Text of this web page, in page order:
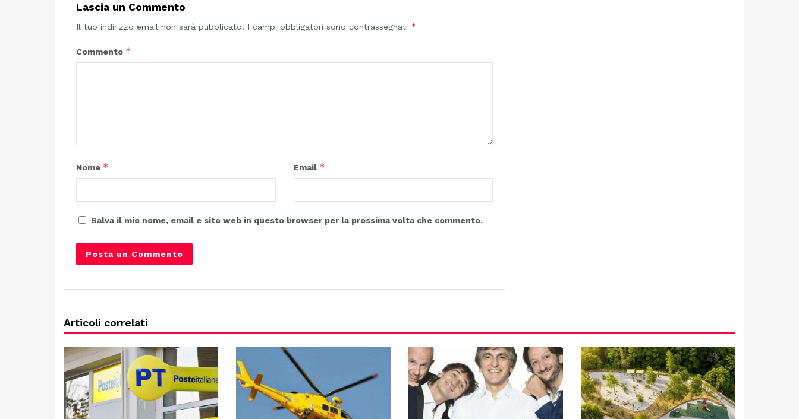
Lascia un Commento
Il tuo indirizzo email non sarà pubblicato. I campi obbligatori sono contrassegnati *
Commento *
Nome * Email *
Salva il mio nome, email e sito web in questo browser per la prossima volta che commento.
Articoli correlati